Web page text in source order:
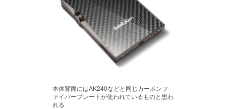
本体背面にはAK240などと同じカーボンフ
ァイバープレートが使われているものと思わ
れる